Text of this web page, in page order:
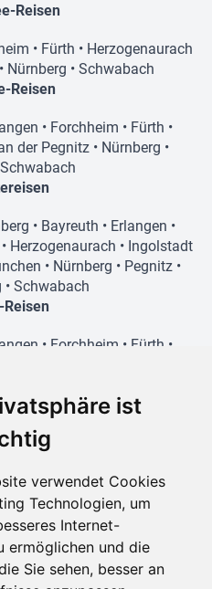
ist
verwendet Cookies
Technologien, um
Internet-
ermöglichen und die
Sie sehen, besser an
Reisen
• Fürth • Herzogenaurach
Nürnberg • Schwabach
Reisen
• Forchheim • Fürth •
der Pegnitz • Nürnberg •
Schwabach
• Bayreuth • Erlangen •
• Herzogenaurach • Ingolstadt
• Nürnberg • Pegnitz•
• Schwabach
Reisen
• Forchheim • Fürth •
•Forchheim
Reisen
•Fürth•Herzogenaurach
Nürnberg • Regensburg